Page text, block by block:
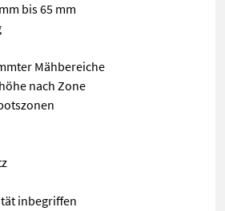
bis 65 mm
Mähbereiche
nach Zone
inbegriffen